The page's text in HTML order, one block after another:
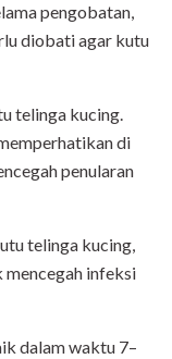
pengobatan,
diobati agar kutu
telinga kucing.
di
penularan
telinga kucing,
mencegah infeksi
dalam waktu 7–